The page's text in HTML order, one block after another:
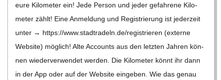
D
S
eure Kilo­me­ter ein! Jede Per­son und jeder gefah­rene Kilo­
me­ter zählt! Eine Anmel­dung und Regis­trie­rung ist jeder­zeit
unter → https://​www​.stadt​ra​deln​.de/​r​e​g​i​s​t​r​i​e​ren (externe
Web­site) mög­lich! Alte Accounts aus den letz­ten Jah­ren kön­
nen wie­der­ver­wen­det wer­den. Die Kilo­me­ter könnt ihr dann
in der App oder auf der Web­site ein­ge­ben. Wie das genau